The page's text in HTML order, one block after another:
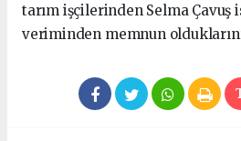
tarım işçilerinden Selma Çavuş
veriminden memnun